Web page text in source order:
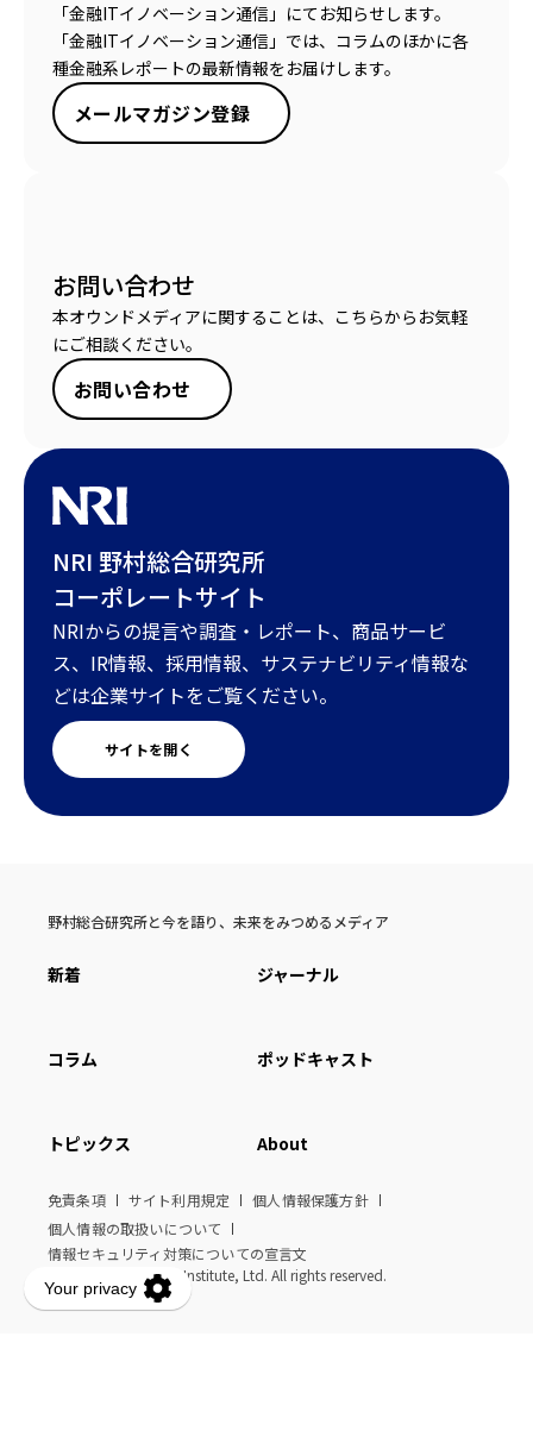
「金融ITイノベーション通信」にてお知らせします。
「金融ITイノベーション通信」では、コラムのほかに各
種金融系レポートの最新情報をお届けします。
メールマガジン登録
お問い合わせ
本オウンドメディアに関することは、こちらからお気軽
にご相談ください。
お問い合わせ
NRI 野村総合研究所
コーポレートサイト
NRIからの提言や調査・レポート、商品サービ
ス、IR情報、採用情報、サステナビリティ情報な
どは企業サイトをご覧ください。
サイトを開く
野村総合研究所と今を語り、未来をみつめるメディア
新着 ジャーナル
コラム ポッドキャスト
トピックス About
免責条項 サイト利用規定
個人情報保護方針
個人情報の取扱いについて
情報セキュリティ対策についての宣言文
© Nomura Research Institute, Ltd. All rights reserved.